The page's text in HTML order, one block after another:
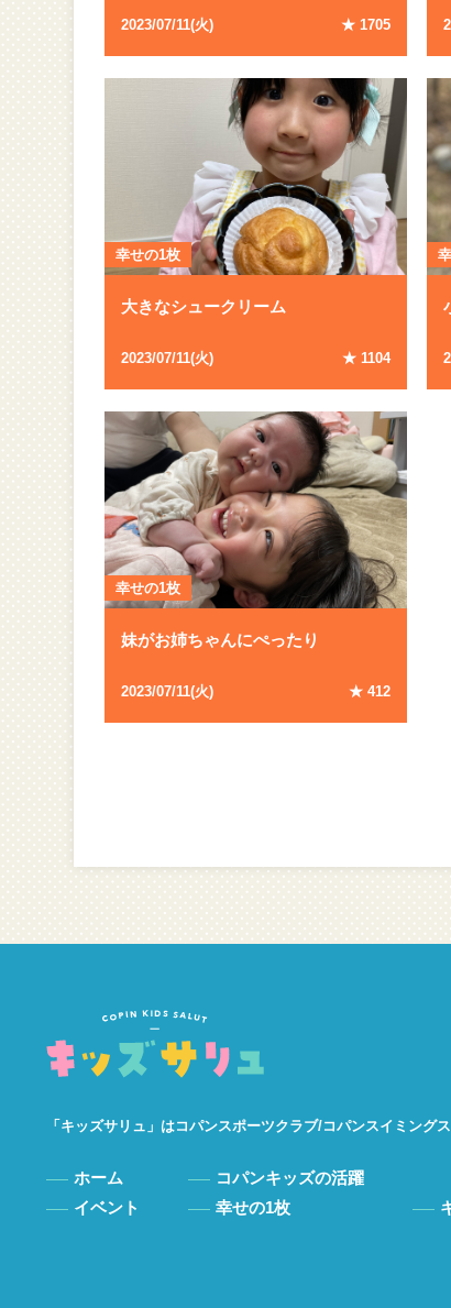
2023/07/11(火) ★ 1705
幸せの1枚
大きなシュークリーム
2023/07/11(火) ★ 1104
幸せの1枚
妹がお姉ちゃんにぺったり
2023/07/11(火) ★412
「キッズサリュ」はコパンスポーツクラブ/コパンスイミング
ホーム
イベント
コパンキッズの活躍
幸せの1枚